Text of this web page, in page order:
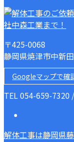
〒425-0068
静岡県焼津市中新
Googleマップで確
TEL 054-659-7320
解体工事は静岡県